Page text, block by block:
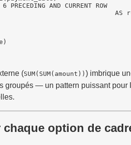
PRECEDING AND CURRENT ROW
AS
(SUM(SUM(amount)) ) imbrique
groupés — un pattern puissant pour
option de